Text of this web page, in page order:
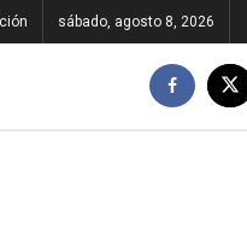
sábado, agosto 8, 2026